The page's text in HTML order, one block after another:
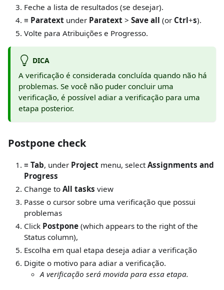
Feche a lista de resultados (se desejar).
≡ Paratext under Paratext > Save all (or Ctrl+s).
Volte para Atribuições e Progresso.
DICA
A verificação é considerada concluída quando não há
problemas. Se você não puder concluir uma
verificação, é possível adiar a verificação para uma
etapa posterior.
Postpone check
≡ Tab, under Project menu, selectAssignments and
Progress
Change to All tasks view
Passe o cursor sobre uma verificação que possui
problemas
Click Postpone (which appears to the right of the
Status column),
Escolha em qual etapa deseja adiar a verificação
Digite o motivo para adiar a verificação.
A verificação será movida para essa etapa.